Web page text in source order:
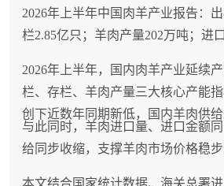
2026年上半年中国肉羊产业报告：
栏2.85亿只；羊肉产量202万吨；进
2026年上半年，国内肉羊产业延续
栏、存栏、羊肉产量三大核心产能
创下近数年同期新低，国内羊肉供给
与此同时，羊肉进口量、进口金额
给同步收缩，支撑羊肉市场价格稳步
本文结合国家统计数据、海关总署